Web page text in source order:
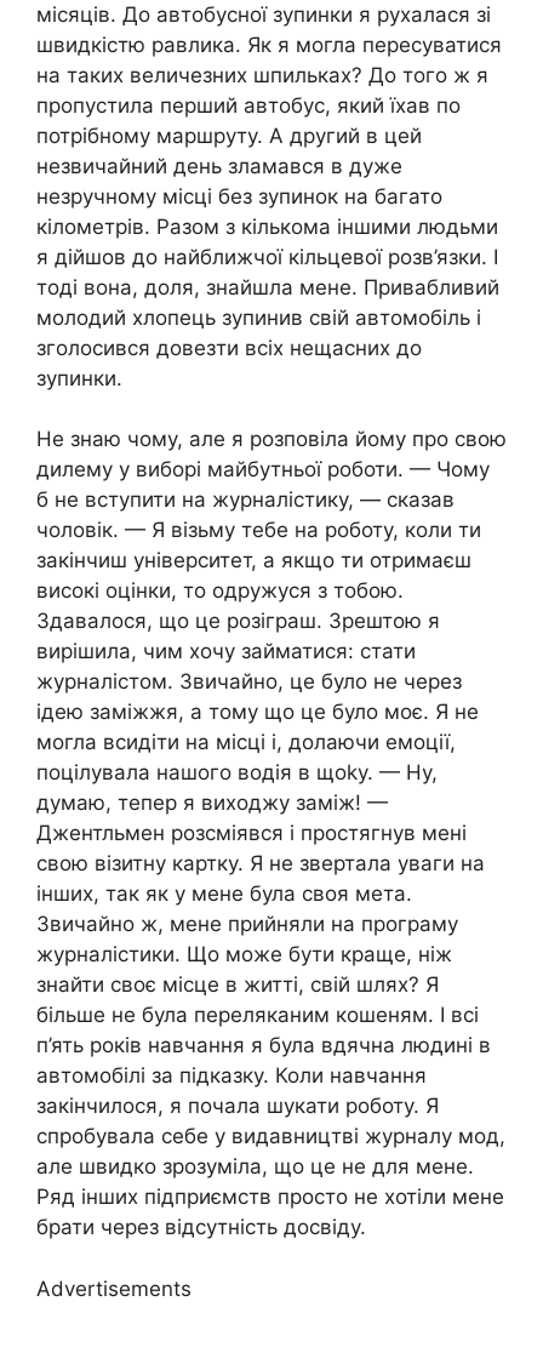
місяців. До автобусної зупинки я рухалася зі
швидкістю равлика. Як я могла пересуватися
на таких величезних шпильках? До того ж я
пропустила перший автобус, який їхав по
потрібному маршруту. А другий в цей
незвичайний день зламався в дуже
незручному місці без зупинок на багато
кілометрів. Разом з кількома іншими людьми
я дійшов до найближчої кільцевої розв’язки. І
тоді вона, доля, знайшла мене. Привабливий
молодий хлопець зупинив свій автомобіль і
зголосився довезти всіх нещасних до
зупинки.
Не знаю чому, але я розповіла йому про свою
дилему у виборі майбутньої роботи. — Чому
б не вступити на журналістику, — сказав
чоловік. — Я візьму тебе на роботу, коли ти
закінчиш університет, а якщо ти отримаєш
високі оцінки, то одружуся з тобою.
Здавалося, що це розіграш. Зрештою я
вирішила, чим хочу займатися: стати
журналістом. Звичайно, це було не через
ідею заміжжя, а тому що це було моє. Я не
могла всидіти на місці і, долаючи емоції,
поцілувала нашого водія в щоkу. — Ну,
думаю, тепер я виходжу заміж! —
Джентльмен розсміявся і простягнув мені
свою візитну картку. Я не звертала уваги на
інших, так як у мене була своя мета.
Звичайно ж, мене прийняли на програму
журналістики. Що може бути краще, ніж
знайти своє місце в житті, свій шлях? Я
більше не була переляканим кошеням. І всі
п’ять років навчання я була вдячна людині в
автомобілі за підказку. Коли навчання
закінчилося, я почала шукати роботу. Я
спробувала себе у видавництві журналу мод,
але швидко зрозуміла, що це не для мене.
Ряд інших підприємств просто не хотіли мене
брати через відсутність досвіду.
Advertisements